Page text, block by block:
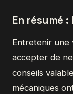
En résumé
Entretenir une
accepter de
conseils
mécaniques